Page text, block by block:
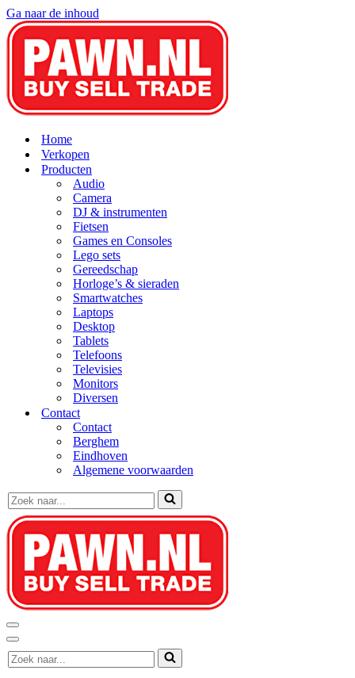
Ga naar de inhoud
Home
Verkopen
Producten
Audio
Camera
DJ & instrumenten
Fietsen
Games en Consoles
Lego sets
Gereedschap
Horloge’s & sieraden
Smartwatches
Laptops
Desktop
Tablets
Telefoons
Televisies
Monitors
Diversen
Contact
Contact
Berghem
Eindhoven
Algemene voorwaarden
Zoek
naar...
Navigatie
Menu
Navigatie
Menu
Zoek
naar...